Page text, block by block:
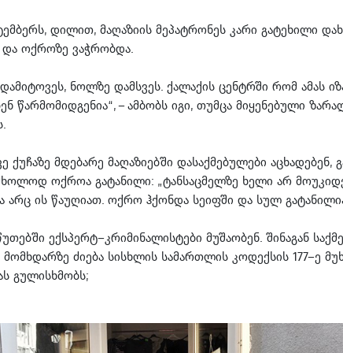
დილით, მაღაზიის მეპატრონეს კარი გატეხილი
და ოქროზე ვაჭრობდა.
ნოლზე დამსვეს. ქალაქის ცენტრში რომ ამას
წარმომიდგენია“, – ამბობს იგი, თუმცა მიყენებული
ქუჩაზე მდებარე მაღაზიებში დასაქმებულები აცხადებენ,
ოქროა გატანილი: „ტანსაცმელზე ხელი არ
არც ის წაუღიათ. ოქრო ჰქონდა სეიფში და სულ
ექსპერტ–კრიმინალისტები მუშაობენ. შინაგან
მომხდარზე ძიება სისხლის სამართლის კოდექსის 177–ე
გულისხმობს;